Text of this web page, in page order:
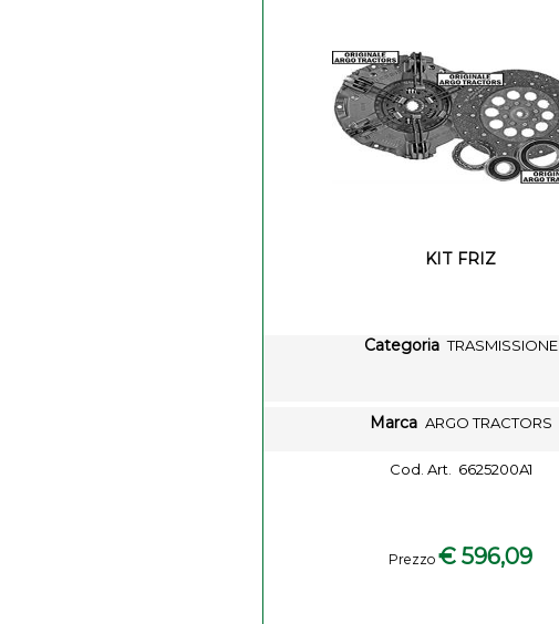
KIT FRIZ
Categoria TRASMISSIONE
Marca ARGO TRACTORS
Cod. Art. 6625200A1
Prezzo € 596,09